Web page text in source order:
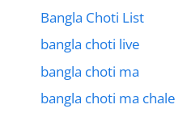
Bangla Choti List
bangla choti live
bangla choti ma
bangla choti ma chale